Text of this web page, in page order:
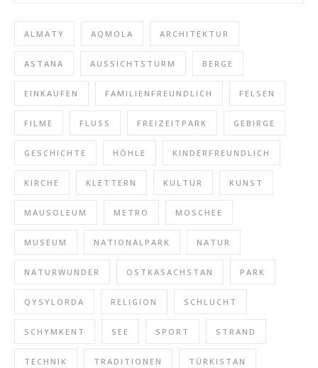
ALMATY AQMOLA ARCHITEKTUR
ASTANA AUSSICHTSTURM BERGE
EINKAUFEN FAMILIENFREUNDLICH FELSEN
FILME FLUSS FREIZEITPARK GEBIRGE
GESCHICHTE HÖHLE KINDERFREUNDLICH
KIRCHE KLETTERN KULTUR KUNST
MAUSOLEUM METRO MOSCHEE
MUSEUM NATIONALPARK NATUR
NATURWUNDER OSTKASACHSTAN PARK
QYSYLORDA RELIGION SCHLUCHT
SCHYMKENT SEE SPORT STRAND
TECHNIK TRADITIONEN TÜRKISTAN